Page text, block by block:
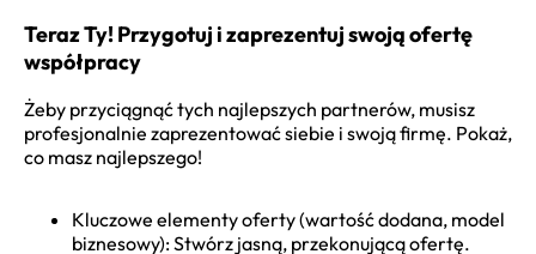
Teraz Ty! Przygotuj i zaprezentuj swoją ofertę
współpracy
Żeby przyciągnąć tych najlepszych partnerów, musisz
profesjonalnie zaprezentować siebie i swoją firmę. Pokaż,
co masz najlepszego!
Kluczowe elementy oferty (wartość dodana, model
biznesowy): Stwórz jasną, przekonującą ofertę.